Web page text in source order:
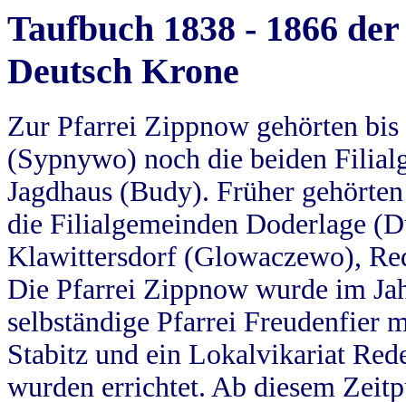
Taufbuch 1838 - 1866
Deutsch Krone
Zur Pfarrei Zippnow gehörten
(Sypnywo) noch die beiden
Jagdhaus (Budy). Früher
die Filialgemeinden Doderlage
Klawittersdorf (Glowaczewo),
Die Pfarrei Zippnow wurde im
selbständige Pfarrei Freudenfier
Stabitz und ein Lokalvikariat
wurden errichtet. Ab diesem